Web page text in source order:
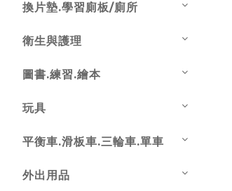
換片墊.學習廁板/廁所
衛生與護理
圖書.練習.繪本
玩具
平衡車.滑板車.三輪車.單車
外出用品